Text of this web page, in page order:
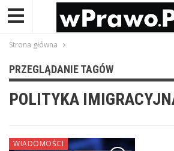
Strona główna
PRZEGLĄDANIE TAGÓW
POLITYKA
WIADOMOŚCI